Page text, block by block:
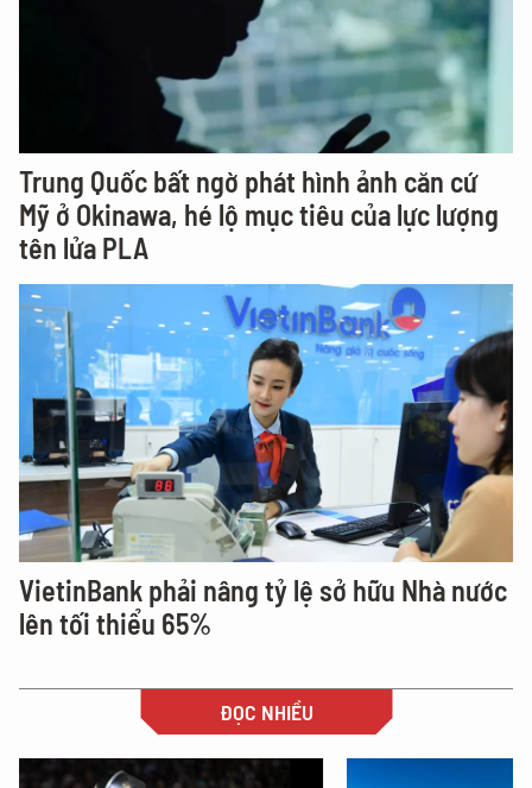
Trung Quốc bất ngờ phát hình ảnh căn cứ
Mỹ ở Okinawa, hé lộ mục tiêu của lực lượng
tên lửa PLA
VietinBank phải nâng tỷ lệ sở hữu Nhà nước
lên tối thiểu 65%
ĐỌC NHIỀU